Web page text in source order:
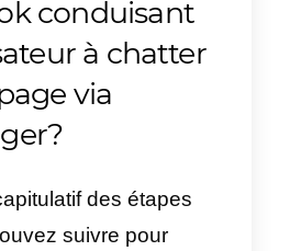
dans le but principal
le client à démarrer un
peut ensuite le
automatisée ou non,
un produit ou un